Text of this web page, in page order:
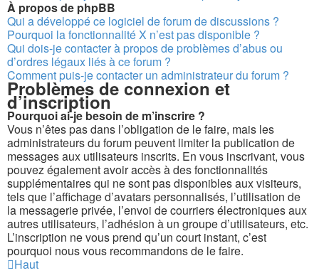
À propos de phpBB
Qui a développé ce logiciel de forum de discussions ?
Pourquoi la fonctionnalité X n’est pas disponible ?
Qui dois-je contacter à propos de problèmes d’abus ou
d’ordres légaux liés à ce forum ?
Comment puis-je contacter un administrateur du forum ?
Problèmes de connexion et
d’inscription
Pourquoi ai-je besoin de m’inscrire ?
Vous n’êtes pas dans l’obligation de le faire, mais les
administrateurs du forum peuvent limiter la publication de
messages aux utilisateurs inscrits. En vous inscrivant, vous
pouvez également avoir accès à des fonctionnalités
supplémentaires qui ne sont pas disponibles aux visiteurs,
tels que l’affichage d’avatars personnalisés, l’utilisation de
la messagerie privée, l’envoi de courriers électroniques aux
autres utilisateurs, l’adhésion à un groupe d’utilisateurs, etc.
L’inscription ne vous prend qu’un court instant, c’est
pourquoi nous vous recommandons de le faire.
Haut